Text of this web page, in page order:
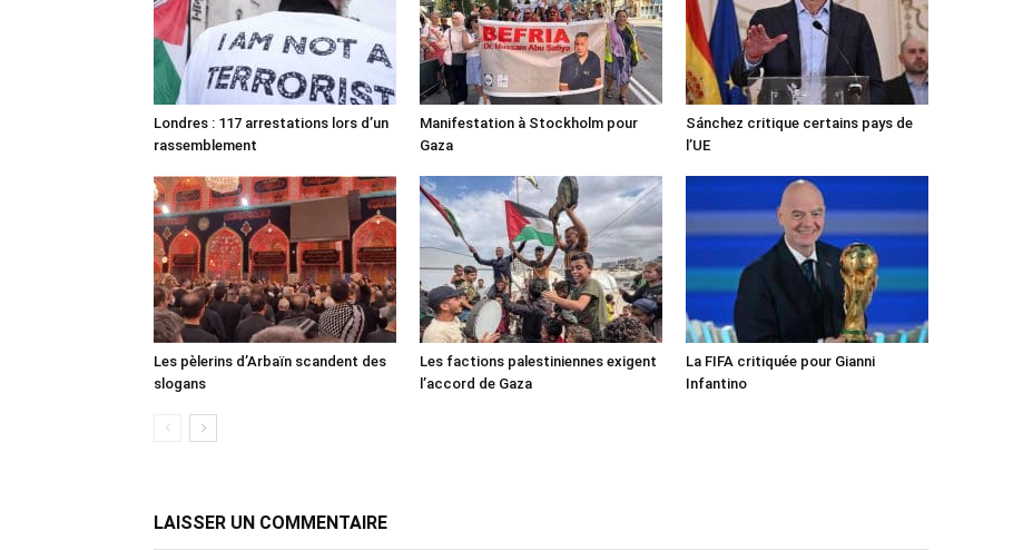
Londres : 117 arrestations lors d’un
rassemblement
Manifestation à Stockholm pour
Gaza
Sánchez critique certains pays de
l’UE
Les pèlerins d’Arbaïn scandent des
slogans
Les factions palestiniennes exigent
l’accord de Gaza
La FIFA critiquée pour Gianni
Infantino
LAISSER UN COMMENTAIRE